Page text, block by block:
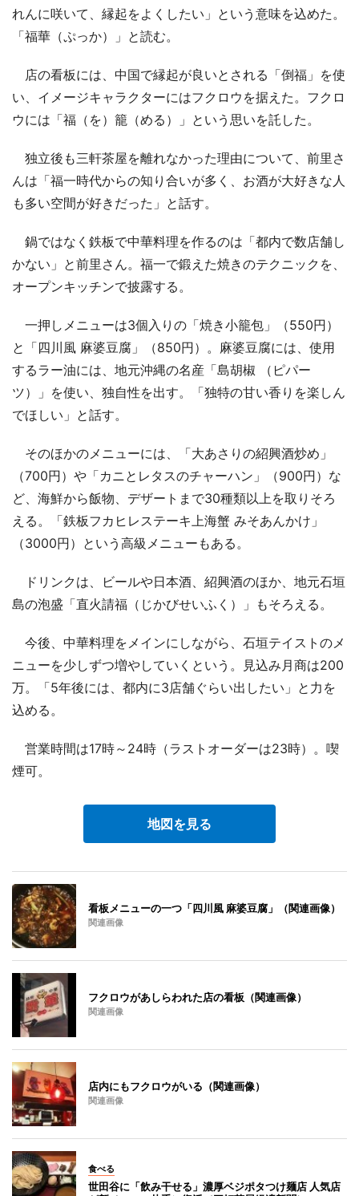
れんに咲いて、縁起をよくしたい」という意味を込めた。
「福華（ぷっか）」と読む。
店の看板には、中国で縁起が良いとされる「倒福」を使
い、イメージキャラクターにはフクロウを据えた。フクロ
ウには「福（を）籠（める）」という思いを託した。
独立後も三軒茶屋を離れなかった理由について、前里さ
んは「福一時代からの知り合いが多く、お酒が大好きな人
も多い空間が好きだった」と話す。
鍋ではなく鉄板で中華料理を作るのは「都内で数店舗し
かない」と前里さん。福一で鍛えた焼きのテクニックを、
オープンキッチンで披露する。
一押しメニューは3個入りの「焼き小籠包」（550円）
と「四川風 麻婆豆腐」（850円）。麻婆豆腐には、使用
するラー油には、地元沖縄の名産「島胡椒 （ピパー
ツ）」を使い、独自性を出す。「独特の甘い香りを楽しん
でほしい」と話す。
そのほかのメニューには、「大あさりの紹興酒炒め」
（700円）や「カニとレタスのチャーハン」（900円）な
ど、海鮮から飯物、デザートまで30種類以上を取りそろ
える。「鉄板フカヒレステーキ上海蟹 みそあんかけ」
（3000円）という高級メニューもある。
ドリンクは、ビールや日本酒、紹興酒のほか、地元石垣
島の泡盛「直火請福（じかびせいふく）」もそろえる。
今後、中華料理をメインにしながら、石垣テイストのメ
ニューを少しずつ増やしていくという。見込み月商は200
万。「5年後には、都内に3店舗ぐらい出したい」と力を
込める。
営業時間は17時～24時（ラストオーダーは23時）。喫
煙可。
地図を見る
看板メニューの一つ「四川風 麻婆豆腐」（関連画像）
関連画像
フクロウがあしらわれた店の看板（関連画像）
関連画像
店内にもフクロウがいる（関連画像）
関連画像
食べる
世田谷に「飲み干せる」濃厚ベジポタつけ麺店 人気店